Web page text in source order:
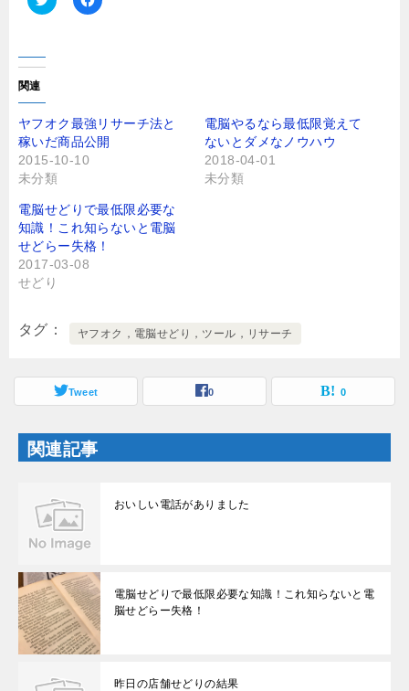
ク
し
て
T
i
t
t
e
r
で
共
(
新
し
い
ウ
ィ
ン
ド
開
き
F
共
有
す
る
に
リ
ッ
ク
し
て
く
し
ン
ド
ウ
き
ま
す
関連
ヤフオク最強リサーチ法と
稼いだ商品公開
2015-10-10
未分類
電脳やるなら最低限覚えて
ないとダメなノウハウ
2018-04-01
未分類
電脳せどりで最低限必要な
知識！これ知らないと電脳
せどらー失格！
2017-03-08
せどり
タグ ヤフオク，電脳せどり，ツール，リサーチ
Tweet 0 0
関連記事
おいしい電話がありました
電脳せどりで最低限必要な知識！これ知らないと電
脳せどらー失格！
昨日の店舗せどりの結果